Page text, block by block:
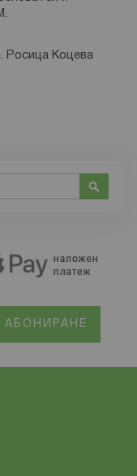
Росица Коцева
АБОНИРАНЕ